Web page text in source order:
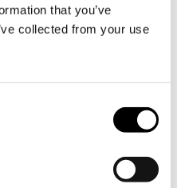
that you’ve
collected from your use
»